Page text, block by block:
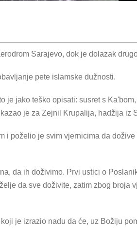
Sarajevo, dok je dolazak
pete islamske dužnosti.
je jako teško opisati: susret s
je za Zejnil Krupalija, hadžija iz
poželio je svim vjernicima da
da ih doživimo. Prvi ustici o
da sve doživite, zatim zbog broja
je izrazio nadu da će, uz Božiju